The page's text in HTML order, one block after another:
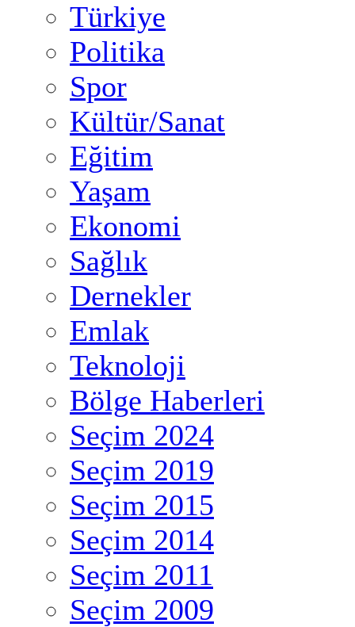
Türkiye
Politika
Spor
Kültür/Sanat
Eğitim
Yaşam
Ekonomi
Sağlık
Dernekler
Emlak
Teknoloji
Bölge Haberleri
Seçim 2024
Seçim 2019
Seçim 2015
Seçim 2014
Seçim 2011
Seçim 2009